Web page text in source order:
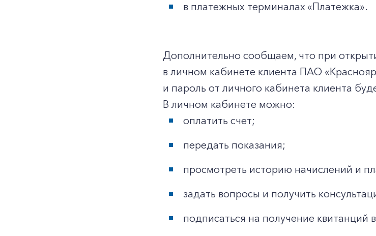
в платежных терминалах «Платежка».
Дополнительно сообщаем, что при
в личном кабинете клиента ПАО
и пароль от личного кабинета клиента
В личном кабинете можно:
оплатить счет;
передать показания;
просмотреть историю начислений и
задать вопросы и получить
подписаться на получение квитанций